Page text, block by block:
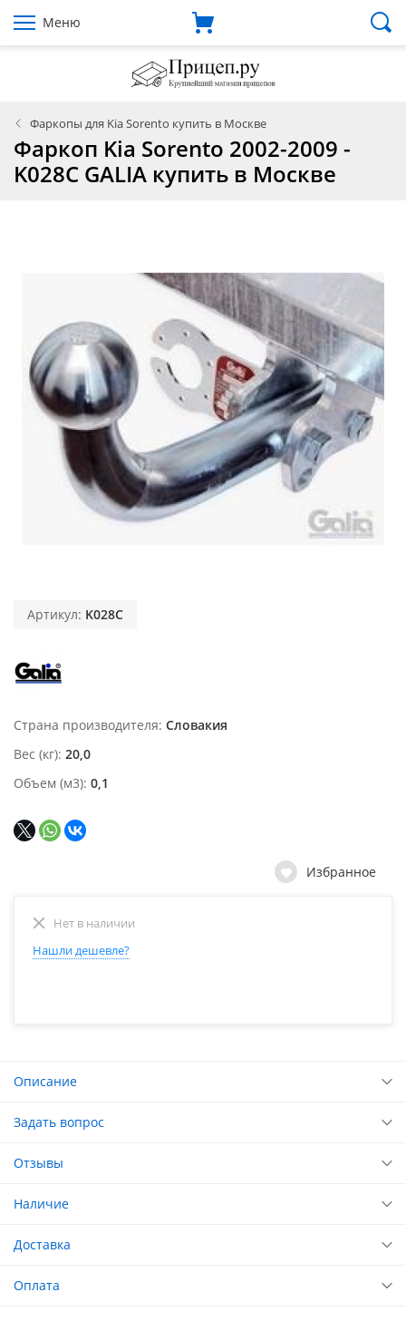
Меню
Фаркопы для Kia Sorento купить в Москве
Фаркоп Kia Sorento 2002-2009 -
K028C GALIA купить в Москве
Артикул: K028C
Страна производителя Словакия
Вес (кг) 20,0
Объем (м3) 0,1
Избранное
Нет в наличии
Нашли дешевле?
Описание
Задать вопрос
Отзывы
Наличие
Доставка
Оплата